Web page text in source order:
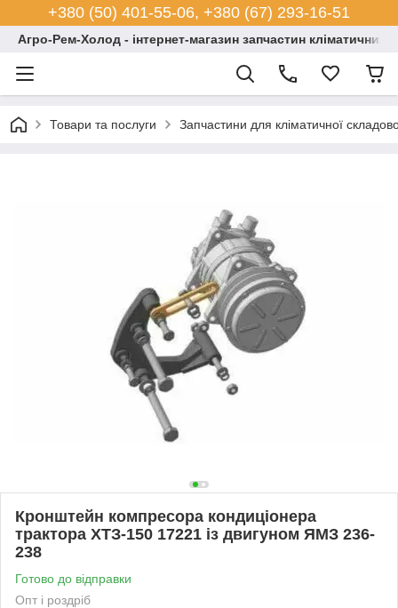
+380 (50) 401-55-06, +380 (67) 293-16-51
Агро-Рем-Холод - інтернет-магазин запчастин кліматичних
Товари та послуги Запчастини для кліматичної
Кронштейн компресора кондиціонера
трактора ХТЗ-150 17221 із двигуном ЯМЗ 236-
238
Готово до відправки
Опт і роздріб